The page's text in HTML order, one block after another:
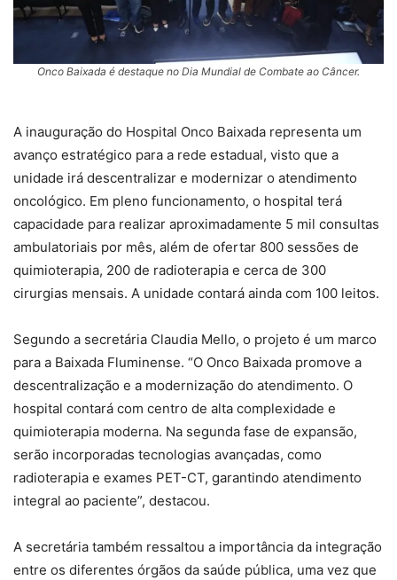
Onco Baixada é destaque no Dia Mundial de Combate ao Câncer.
A inauguração do Hospital Onco Baixada representa um
avanço estratégico para a rede estadual, visto que a
unidade irá descentralizar e modernizar o atendimento
oncológico. Em pleno funcionamento, o hospital terá
capacidade para realizar aproximadamente 5 mil consultas
ambulatoriais por mês, além de ofertar 800 sessões de
quimioterapia, 200 de radioterapia e cerca de 300
cirurgias mensais. A unidade contará ainda com 100 leitos.
Segundo a secretária Claudia Mello, o projeto é um marco
para a Baixada Fluminense. “O Onco Baixada promove a
descentralização e a modernização do atendimento. O
hospital contará com centro de alta complexidade e
quimioterapia moderna. Na segunda fase de expansão,
serão incorporadas tecnologias avançadas, como
radioterapia e exames PET-CT, garantindo atendimento
integral ao paciente”, destacou.
A secretária também ressaltou a importância da integração
entre os diferentes órgãos da saúde pública, uma vez que